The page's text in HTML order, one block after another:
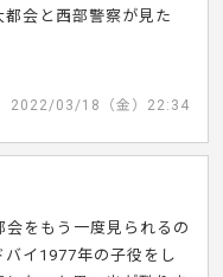
会と西部警察が見た
2022/03/18（金）22:34
をもう一度見られるの
イ1977年の子役をし